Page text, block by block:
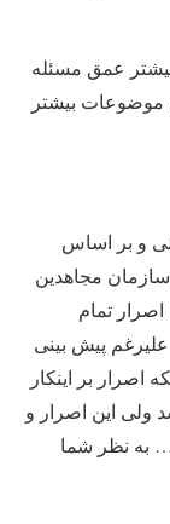
عمق مسئله
موضوعات بیشتر
و بر اساس
مجاهدین
تمام
پیش بینی
اصرار بر اینکار
ولی این اصرار و
به نظر شما